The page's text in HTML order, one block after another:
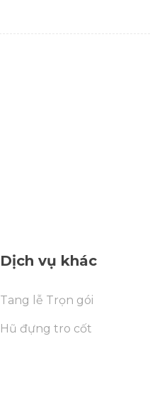
Dịch vụ khác
Tang lễ Trọn gói
Hũ đựng tro cốt